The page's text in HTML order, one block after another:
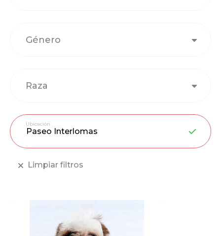
Género
Raza
Ubicación
Limpiar filtros